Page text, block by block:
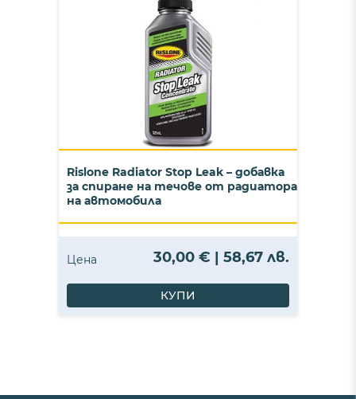
Rislone Radiator Stop Leak – добавка
за спиране на течове от радиатора
на автомобила
Цена 30,00 € | 58,67 лв.
КУПИ